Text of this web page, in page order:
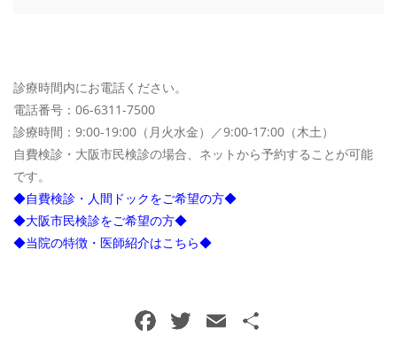
診療時間内にお電話ください。
電話番号：06-6311-7500
診療時間：9:00-19:00（月火水金）／9:00-17:00（木土）
自費検診・大阪市民検診の場合、ネットから予約することが可能
です。
◆自費検診・人間ドックをご希望の方◆
◆大阪市民検診をご希望の方◆
◆当院の特徴・医師紹介はこちら◆
F T E